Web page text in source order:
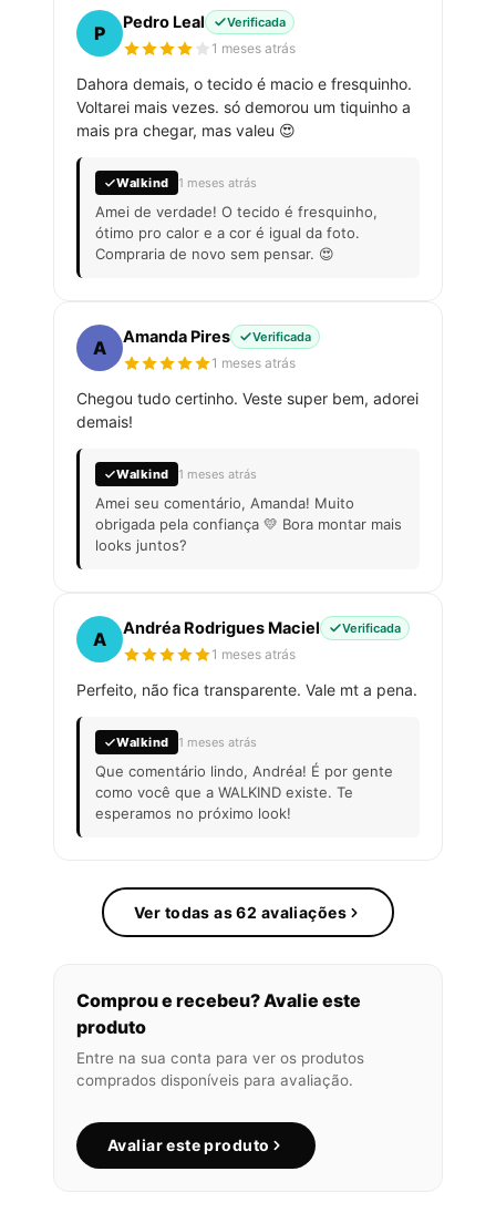
P
Pedro Leal Verificada
1 meses atrás
Dahora demais, o tecido é macio e fresquinho.
Voltarei mais vezes. só demorou um tiquinho a
mais pra chegar, mas valeu 😍
Walkind 1 meses atrás
Amei de verdade! O tecido é fresquinho,
ótimo pro calor e a cor é igual da foto.
Compraria de novo sem pensar. 😍
A
Amanda Pires Verificada
1 meses atrás
Chegou tudo certinho. Veste super bem, adorei
demais!
Walkind 1 meses atrás
Amei seu comentário, Amanda! Muito
obrigada pela confiança 💛 Bora montar mais
looks juntos?
A
Andréa Rodrigues Maciel Verificada
1 meses atrás
Perfeito, não fica transparente. Vale mt a pena.
Walkind 1 meses atrás
Que comentário lindo, Andréa! É por gente
como você que a WALKIND existe. Te
esperamos no próximo look!
Ver todas as 62 avaliações
Comprou e recebeu? Avalie este
produto
Entre na sua conta para ver os produtos
comprados disponíveis para avaliação.
Avaliar este produto